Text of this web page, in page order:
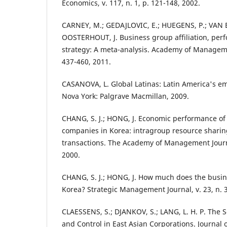
Economics, v. 117, n. 1, p. 121-148, 2002.
CARNEY, M.; GEDAJLOVIC, E.; HUEGENS, P.; VAN
OOSTERHOUT, J. Business group affiliation,
strategy: A meta-analysis. Academy of
437-460, 2011.
CASANOVA, L. Global Latinas: Latin America's
Nova York: Palgrave Macmillan, 2009.
CHANG, S. J.; HONG, J. Economic performance
companies in Korea: intragroup resource
transactions. The Academy of Management
2000.
CHANG, S. J.; HONG, J. How much does the
Korea? Strategic Management Journal, v. 23, n.
CLAESSENS, S.; DJANKOV, S.; LANG, L. H. P.
and Control in East Asian Corporations. Journal